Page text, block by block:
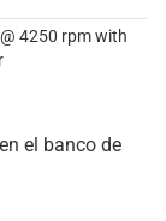
4250 rpm with
el banco de